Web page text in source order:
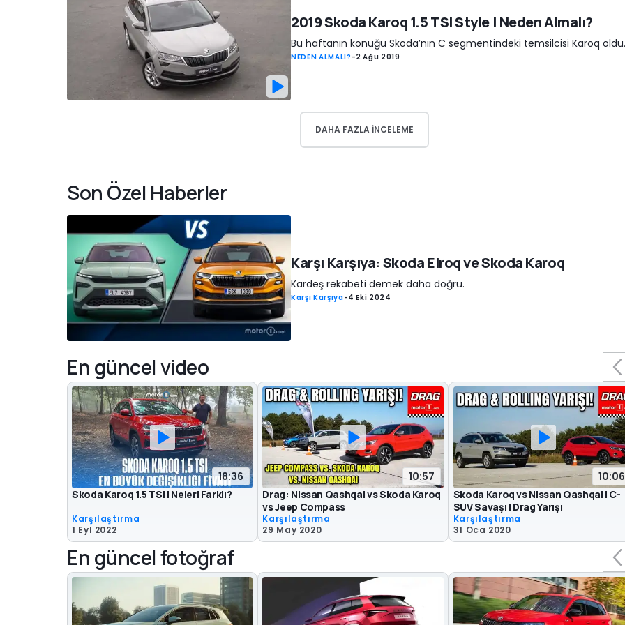
2019 Skoda Karoq 1.5 TSI Style | Neden Almalı?
Bu haftanın konuğu Skoda’nın C segmentindeki temsilcisi Karoq
NEDEN ALMALI? -2 Ağu 2019
DAHA FAZLA INCELEME
Son Özel Haberler
Karşı Karşıya: Skoda Elroq ve Skoda Karoq
Kardeş rekabeti demek daha doğru.
Karşı Karşıya-4 Eki 2024
En güncel video
18:36
Skoda Karoq 1.5 TSI | Neleri Farklı?
Karşılaştırma
1 Eyl 2022
10:57
Drag: Nissan Qashqai vs Skoda Karoq
vs Jeep Compass
Karşılaştırma
29 May 2020
10:06
Skoda Karoq vs Nissan Qashqai | C-
SUV Savaşı | Drag Yarışı
Karşılaştırma
31 Oca 2020
En güncel fotoğraf